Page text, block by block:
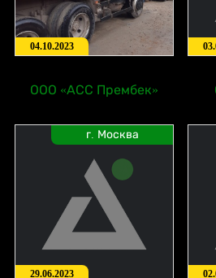
04.10.2023
ООО «АСС Прембек»
г. Москва
29.06.2023